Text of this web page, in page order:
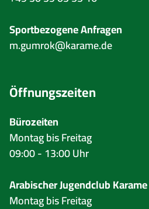
Sportbezogene Anfragen
m.gumrok@karame.de
Öffnungszeiten
Bürozeiten
Montag bis Freitag
09:00 - 13:00 Uhr
Arabischer Jugendclub Karame
Montag bis Freitag